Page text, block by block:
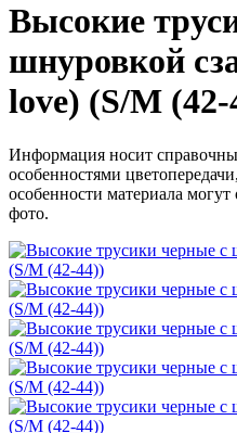
Высокие
шнуровкой
love) (S/M (42-
Информация носит
особенностями
особенности материала
фото.